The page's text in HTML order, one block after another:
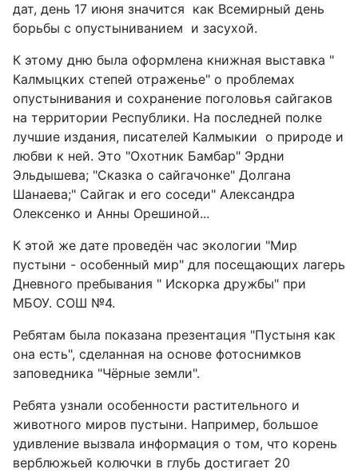
дат, день 17 июня значится как Всемирный день
борьбы с опустыниванием и засухой.
К этому дню была оформлена книжная выставка "
Калмыцких степей отраженье" о проблемах
опустынивания и сохранение поголовья сайгаков
на территории Республики. На последней полке
лучшие издания, писателей Калмыкии о природе и
любви к ней. Это "Охотник Бамбар" Эрдни
Эльдышева; "Сказка о сайгачонке" Долгана
Шанаева;" Сайгак и его соседи" Александра
Олексенко и Анны Орешиной...
К этой же дате проведён час экологии "Мир
пустыни - особенный мир" для посещающих лагерь
Дневного пребывания " Искорка дружбы" при
МБОУ. СОШ №4.
Ребятам была показана презентация "Пустыня как
она есть", сделанная на основе фотоснимков
заповедника "Чёрные земли".
Ребята узнали особенности растительного и
животного миров пустыни. Например, большое
удивление вызвала информация о том, что корень
верблюжьей колючки в глубь достигает 20